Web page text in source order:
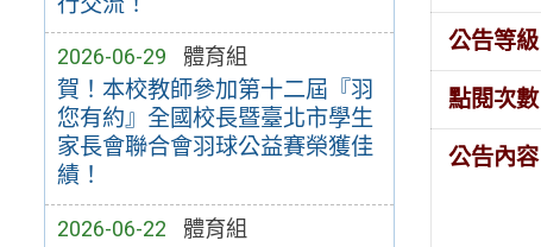
2026-06-29 體育組
賀！本校教師參加第十二屆『羽
您有約』全國校長暨臺北市學生
家長會聯合會羽球公益賽榮獲佳
績！
2026-06-22 體育組
公告等級
點閱次數
公告內容